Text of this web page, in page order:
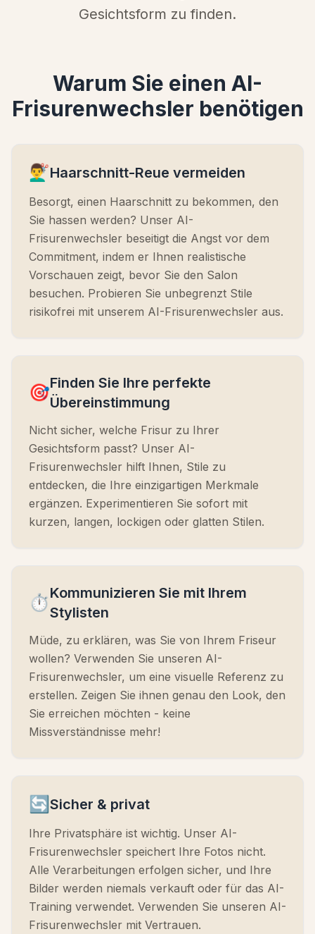
Gesichtsform zu finden.
Warum Sie einen AI-
Frisurenwechsler benötigen
💇‍♂️Haarschnitt-Reue vermeiden
Besorgt, einen Haarschnitt zu bekommen, den
Sie hassen werden? Unser AI-
Frisurenwechsler beseitigt die Angst vor dem
Commitment, indem er Ihnen realistische
Vorschauen zeigt, bevor Sie den Salon
besuchen. Probieren Sie unbegrenzt Stile
risikofrei mit unserem AI-Frisurenwechsler aus.
🎯Finden Sie Ihre perfekte
Übereinstimmung
Nicht sicher, welche Frisur zu Ihrer
Gesichtsform passt? Unser AI-
Frisurenwechsler hilft Ihnen, Stile zu
entdecken, die Ihre einzigartigen Merkmale
ergänzen. Experimentieren Sie sofort mit
kurzen, langen, lockigen oder glatten Stilen.
⏱️Kommunizieren Sie mit Ihrem
Stylisten
Müde, zu erklären, was Sie von Ihrem Friseur
wollen? Verwenden Sie unseren AI-
Frisurenwechsler, um eine visuelle Referenz zu
erstellen. Zeigen Sie ihnen genau den Look, den
Sie erreichen möchten - keine
Missverständnisse mehr!
🔄 Sicher & privat
Ihre Privatsphäre ist wichtig. Unser AI-
Frisurenwechsler speichert Ihre Fotos nicht.
Alle Verarbeitungen erfolgen sicher, und Ihre
Bilder werden niemals verkauft oder für das AI-
Training verwendet. Verwenden Sie unseren AI-
Frisurenwechsler mit Vertrauen.